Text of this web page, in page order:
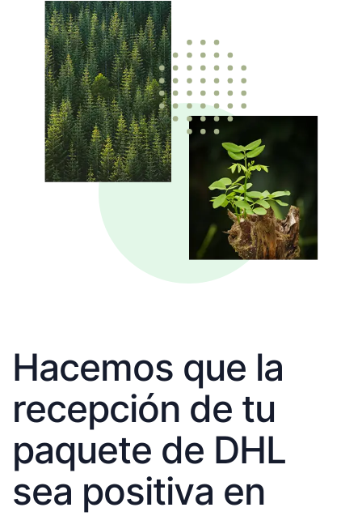
Hacemos que la
recepción de tu
paquete de DHL
sea positiva en